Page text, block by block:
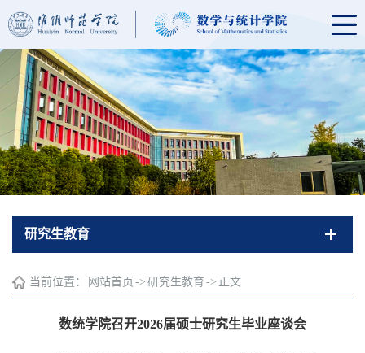
研究生教育
当前位置： 网站首页 -> 研究生教育 -> 正文
数统学院召开2026届硕士研究生毕业座谈会